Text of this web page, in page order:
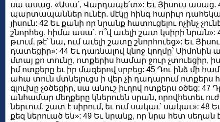
սա ասաց. «Ասա՛, Վարդապե՛տ»: Եւ Յիսուս ասաց.
պարտապաններ ունէր. մէկը հինգ հարիւր
յիսուն: 42 Եւ քանի որ նրանք հատուցելու ոչինչ
շնորհեց. հիմա ասա՛. ո՞վ աւելի շատ կսիրի
թւում, թէ՝ նա, ում աւելի շատը շնորհուեց»: Եւ
դատեցիր»: 44 Եւ դառնալով կնոջ կողմը՝ Սիմոնին
մտայ քո տունը, ոտքերիս համար ջուր չտուեցիր,
իմ ոտքերը եւ իր մազերով սրբեց: 45 Դու ինձ մի
ահա տուն մտնելուցս ի վեր չի դադարում ոտքերս
գլուխը չօծեցիր, սա անուշ իւղով ոտքերս օծեց:
անհամար մեղքերը կներուեն սրան, որովհետեւ
ներւում, շատ է սիրում, եւ ում սակաւ՝ սակաւ»: 48
քեզ ներուած են»: 49 Եւ նրանք, որ նրա հետ սեղան